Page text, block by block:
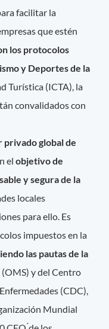
facilitar la
que estén
los protocolos
y Deportes de la
Turística (ICTA), la
convalidados con
privado global de
el objetivo de
y segura de la
locales
para ello. Es
impuestos en la
las pautas de la
(OMS) y del Centro
(CDC),
Mundial